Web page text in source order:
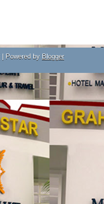
| Powered by Blogger